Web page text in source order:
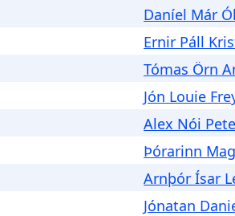
Daníel Már
Ernir Páll
Tómas Örn
Jón Louie
Alex Nói
Þórarinn
Arnþór Ísar
Jónatan